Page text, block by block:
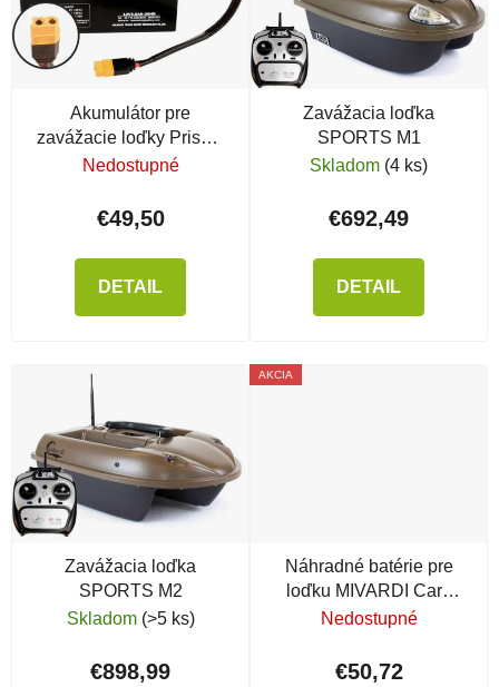
Akumulátor pre
zavážacie loďky Prisma
5/ Junior XL
Nedostupné
€49,50
DETAIL
Zavážacia loďka
SPORTS M1
Skladom (4 ks)
€692,49
DETAIL
Zavážacia loďka
SPORTS M2
Skladom (>5 ks)
€898,99
AKCIA
Náhradné batérie pre
loďku MIVARDI Carp
Scout LA 10AH, 2 ks
Nedostupné
€50,72